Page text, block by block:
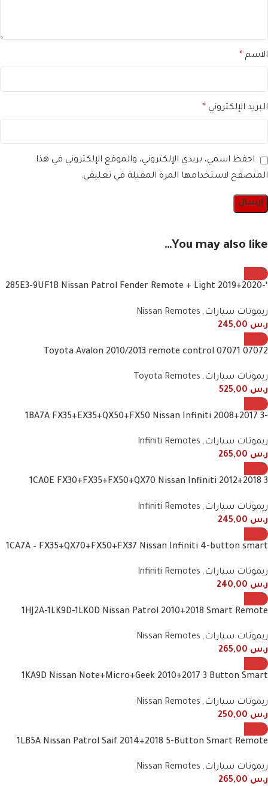
الاسم *
البريد الإلكتروني *
احفظ اسمي، بريدي الإلكتروني، والموقع الإلكتروني في هذا
المتصفح لاستخدامها المرة المقبلة في تعليقي.
You may also like…
‘-285E3-9UF1B Nissan Patrol Fender Remote + Light 2019+2020
ريموتات سيارات,
Nissan Remotes
ر.س
07072 07071 Toyota Avalon 2010/2013 remote control
ريموتات سيارات,
Toyota Remotes
ر.س
1BA7A FX35+EX35+QX50+FX50 Nissan Infiniti 2008+2017 3-
ريموتات سيارات,
Infiniti Remotes
ر.س
1CA0E FX30+FX35+FX50+QX70 Nissan Infiniti 2012+2018 3
ريموتات سيارات,
Infiniti Remotes
ر.س
1CA7A – FX35+QX70+FX50+FX37 Nissan Infiniti 4-button smart
ريموتات سيارات,
Infiniti Remotes
ر.س
1HJ2A-1LK9D-1LK0D Nissan Patrol 2010+2018 Smart Remote
ريموتات سيارات,
Nissan Remotes
ر.س
1KA9D Nissan Note+Micro+Geek 2010+2017 3 Button Smart
ريموتات سيارات,
Nissan Remotes
ر.س
1LB5A Nissan Patrol Saif 2014+2018 5-Button Smart Remote
ريموتات سيارات,
Nissan Remotes
ر.س